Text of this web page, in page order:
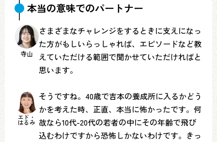
本当の意味でのパートナー
寺山
さまざまなチャレンジをするときに支えになっ
た方がもしいらっしゃれば、エピソードなど教
えていただける範囲で聞かせていただければと
思います。
エド・
はるみ
そうですね。40歳で吉本の養成所に入るかどう
かを考えた時、正直、本当に怖かったです。何
故なら10代-20代の若者の中にその年齢で飛び
込むわけですから恐怖しかないわけです。きっ